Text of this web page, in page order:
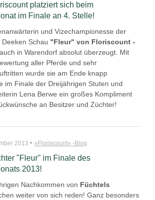
platziert sich beim
im Finale an 4. Stelle!
und Vizechampionesse der
Schau "Fleur" von Floriscount -
in Warendorf absolut überzeugt. Mit
aller Pferde und sehr
wurde sie am Ende knapp
im Finale der Dreijährigen Stuten und
Lena Berwe ein großes Kompliment
an Besitzer und Züchter!
2013 • »Floriscount« -Blog
"Fleur" im Finale des
2013!
Nachkommen von Füchtels
weiter von sich reden! Ganz besonders